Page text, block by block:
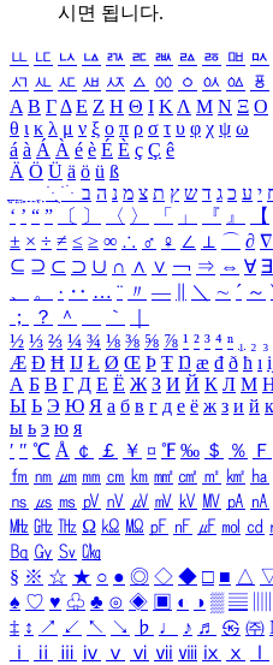
시면 됩니다.
ㅥ ㅦ ㅧ ㅨ ㅩ ㅪ ㅫ ㅬ ㅭ ㅮ ㅯ
ㅺ ㅻ ㅼ ㅽ ㅾ ㅿ ㆀ ㆁ ㆂ ㆃ ㆄ
Α Β ΓΔ Ε Ζ Η Θ Ι ΚΛ Μ Ν Ξ Ο
θ ι κ λ μ ν ξ ο π ρ σ τ υ φ χ ψ ω
á à Á À é è É È ç Ç ê
Ä Ö Ü ä ö ü ß
ִֶֹ ֻּ ׁׂ י ע כ ג ד ש ץ ת צ מ נ ה ב
‘ ’ “ ” 〔 〕 〈 〉 「 」 『 』 【
± × ÷ ≠ ≤ ≥ ∞ ∴ ♂ ♀ ∠ ⊥ ⌒ ∂ ∇
⊆ ⊇ ⊂ ⊃ ∪ ∩ ∧ ∨ ￢ ⇒ ⇔ ∀ ∃
、
。 · ‥ … ¨ 〃 ― ＼ ∼ ´ ～
；
？ ＾ ｀
½ ⅓ ⅔ ¼ ¾ ⅛ ⅜ ⅝ ⅞ ¹ ² ³ ⁴ ⁿ ₁ ₂ ₃
Æ Ð Ħ Ĳ Ł Ø Œ Þ Ŧ Ŋ æ đ ð ħ ı
А Б В Г Д Е Ё Ж З И Й К Л М
Ы Ь Э Ю Я а б в г д е ё ж з и й к
ы ь э ю я
′ ″ ℃ Å ￠ ￡ ￥ ¤ ℉ ‰ ＄ ％ Ｆ
㎙ ㎚ ㎛ ㎜ ㎝ ㎞ ㎟ ㎠ ㎡ ㎢ ㏊
㎱ ㎲ ㎳ ㎴ ㎵ ㎶ ㎷ ㎸ ㎹ ㎀ ㎁
㎒ ㎓ ㎔ Ω ㏀ ㏁ ㎊ ㎋ ㎌ ㏖ ㏅
㏃ ㏉ ㏜ ㏆
§ ※ ☆ ★ ○ ● ◎ ◇ ◆ □ ■ △
♠ ♡ ♥ ♧ ♣ ⊙ ◈ ▣ ◐ ◑ ▒ ▤
‡ ↕ ↗ ↙ ↖ ↘ ♭ ♩ ♪ ♬ ㉿ ㈜
ⅰ
ⅱ ⅲ ⅳ ⅴ ⅵ ⅶ ⅷ ⅸ ⅹ